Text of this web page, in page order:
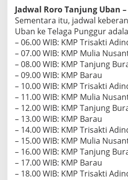
a
n
N
o
r
m
a
l
Jadwal Roro Tanjung Uban
Sementara itu, jadwal
Uban ke Telaga Punggur
– 06.00 WIB: KMP Trisakti
– 07.00 WIB: KMP Mulia
– 08.00 WIB: KMP Tanjung
– 09.00 WIB: KMP Barau
– 10.00 WIB: KMP Trisakti
– 11.00 WIB: KMP Mulia
– 12.00 WIB: KMP Tanjung
– 13.00 WIB: KMP Barau
– 14.00 WIB: KMP Trisakti
– 15.00 WIB: KMP Mulia
– 16.00 WIB: KMP Tanjung
– 17.00 WIB: KMP Barau
– 18.00 WIB: KMP Trisakti